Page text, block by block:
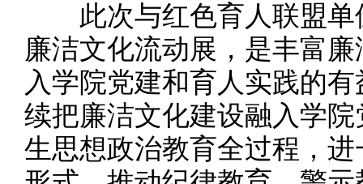
此次与红色育人联盟单
廉洁文化流动展，是丰富
入学院党建和育人实践的
续把廉洁文化建设融入学
生思想政治教育全过程，